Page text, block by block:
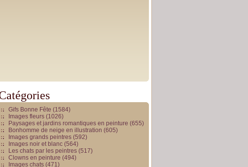
Gifs Bonne Fête (1584)
Images fleurs (1026)
Paysages et jardins romantiques en peinture (655)
Bonhomme de neige en illustration (605)
Images grands peintres (592)
Images noir et blanc (564)
Les chats par les peintres (517)
Clowns en peinture (494)
Images chats (471)